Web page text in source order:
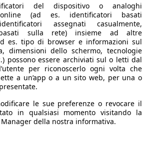
220 kW (300 PS)
km/h) 4.9s
h)
275 km/h
7
1988 ccm
Benzina
del dispositivo o analoghi
(ad es. identificatori basati
assegnati casualmente,
sulla rete) insieme ad altre
es. tipo di browser e informazioni sul
dimensioni dello schermo, tecnologie
possono essere archiviati sul o letti dal
per riconoscerlo ogni volta che
a un’app o a un sito web, per una o
le sue preferenze o revocare il
in qualsiasi momento visitando la
Manager della nostra informativa.